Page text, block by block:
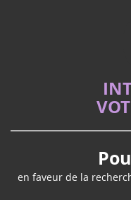
en faveur de la